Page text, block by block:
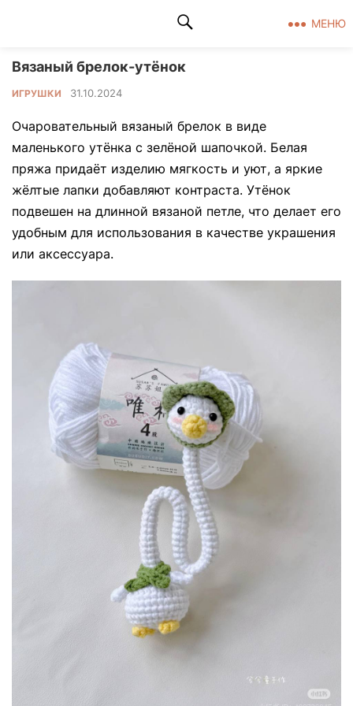
МЕНЮ
Вязаный брелок-утёнок
ИГРУШКИ 31.10.2024
Очаровательный вязаный брелок в виде
маленького утёнка с зелёной шапочкой. Белая
пряжа придаёт изделию мягкость и уют, а яркие
жёлтые лапки добавляют контраста. Утёнок
подвешен на длинной вязаной петле, что делает его
удобным для использования в качестве украшения
или аксессуара.